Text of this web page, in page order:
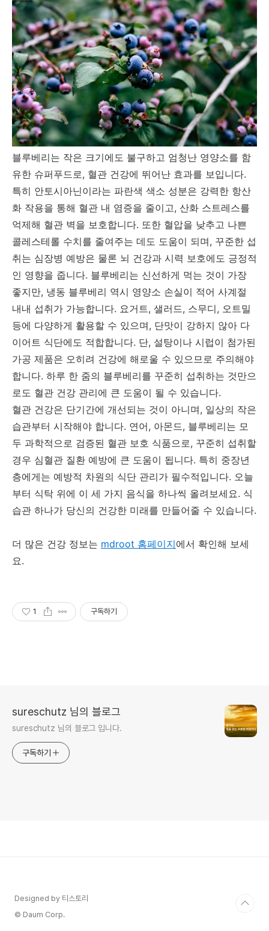
블루베리는 작은 크기에도 불구하고 엄청난 영양소를 함
유한 슈퍼푸드로, 혈관 건강에 뛰어난 효과를 보입니다.
특히 안토시아닌이라는 파란색 색소 성분은 강력한 항산
화 작용을 통해 혈관 내 염증을 줄이고, 산화 스트레스를
억제해 혈관 벽을 보호합니다. 또한 혈압을 낮추고 나쁜
콜레스테롤 수치를 줄여주는 데도 도움이 되며, 꾸준한 섭
취는 심장병 예방은 물론 뇌 건강과 시력 보호에도 긍정적
인 영향을 줍니다. 블루베리는 신선하게 먹는 것이 가장
좋지만, 냉동 블루베리 역시 영양소 손실이 적어 사계절
내내 섭취가 가능합니다. 요거트, 샐러드, 스무디, 오트밀
등에 다양하게 활용할 수 있으며, 단맛이 강하지 않아 다
이어트 식단에도 적합합니다. 단, 설탕이나 시럽이 첨가된
가공 제품은 오히려 건강에 해로울 수 있으므로 주의해야
합니다. 하루 한 줌의 블루베리를 꾸준히 섭취하는 것만으
로도 혈관 건강 관리에 큰 도움이 될 수 있습니다.
혈관 건강은 단기간에 개선되는 것이 아니며, 일상의 작은
습관부터 시작해야 합니다. 연어, 아몬드, 블루베리는 모
두 과학적으로 검증된 혈관 보호 식품으로, 꾸준히 섭취할
경우 심혈관 질환 예방에 큰 도움이 됩니다. 특히 중장년
층에게는 예방적 차원의 식단 관리가 필수적입니다. 오늘
부터 식탁 위에 이 세 가지 음식을 하나씩 올려보세요. 식
습관 하나가 당신의 건강한 미래를 만들어줄 수 있습니다.
더 많은 건강 정보는 mdroot 홈페이지에서 확인해 보세
요.
1 구독하기
sureschutz 님의 블로그
sureschutz 님의 블로그 입니다.
구독하기
Designed by 티스토리
© Daum Corp.